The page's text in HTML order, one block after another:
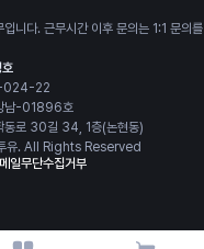
니다. 근무시간 이후 문의는 1:1 문의를
024-22
남-01896호
로 30길 34, 1층(논현동)
유. All Rights Reserved
일무단수집거부